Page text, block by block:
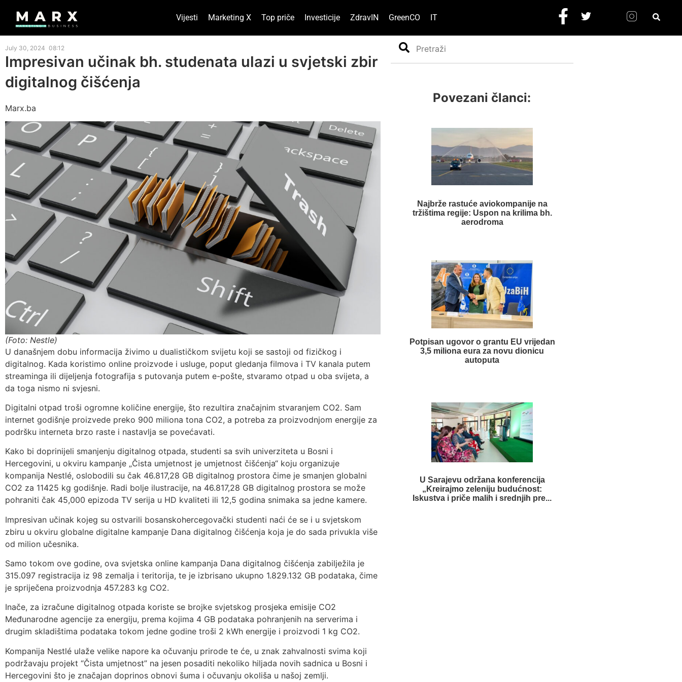
Vijesti Marketing X Top priče Investicije ZdravIN GreenCO IT
July 30, 2024 08:12
Impresivan učinak bh. studenata ulazi u svjetski zbir
digitalnog čišćenja
Marx.ba
(Foto: Nestle)
U današnjem dobu informacija živimo u dualističkom svijetu koji se sastoji od fizičkog i
digitalnog. Kada koristimo online proizvode i usluge, poput gledanja filmova i TV kanala putem
streaminga ili dijeljenja fotografija s putovanja putem e-pošte, stvaramo otpad u oba svijeta, a
da toga nismo ni svjesni.
Digitalni otpad troši ogromne količine energije, što rezultira značajnim stvaranjem CO2. Sam
internet godišnje proizvede preko 900 miliona tona CO2, a potreba za proizvodnjom energije za
podršku interneta brzo raste i nastavlja se povećavati.
Kako bi doprinijeli smanjenju digitalnog otpada, studenti sa svih univerziteta u Bosni i
Hercegovini, u okviru kampanje „Čista umjetnost je umjetnost čišćenja“ koju organizuje
kompanija Nestlé, oslobodili su čak 46.817,28 GB digitalnog prostora čime je smanjen globalni
CO2 za 11425 kg godišnje. Radi bolje ilustracije, na 46.817,28 GB digitalnog prostora se može
pohraniti čak 45,000 epizoda TV serija u HD kvaliteti ili 12,5 godina snimaka sa jedne kamere.
Impresivan učinak kojeg su ostvarili bosanskohercegovački studenti naći će se i u svjetskom
zbiru u okviru globalne digitalne kampanje Dana digitalnog čišćenja koja je do sada privukla više
od milion učesnika.
Samo tokom ove godine, ova svjetska online kampanja Dana digitalnog čišćenja zabilježila je
315.097 registracija iz 98 zemalja i teritorija, te je izbrisano ukupno 1.829.132 GB podataka, čime
je spriječena proizvodnja 457.283 kg CO2.
Inače, za izračune digitalnog otpada koriste se brojke svjetskog prosjeka emisije CO2
Međunarodne agencije za energiju, prema kojima 4 GB podataka pohranjenih na serverima i
drugim skladištima podataka tokom jedne godine troši 2 kWh energije i proizvodi 1 kg CO2.
Kompanija Nestlé ulaže velike napore ka očuvanju prirode te će, u znak zahvalnosti svima koji
podržavaju projekt “Čista umjetnost” na jesen posaditi nekoliko hiljada novih sadnica u Bosni i
Hercegovini što je značajan doprinos obnovi šuma i očuvanju okoliša u našoj zemlji.
Search
Povezani članci:
Najbrže rastuće aviokompanije na
tržištima regije: Uspon na krilima bh.
aerodroma
Potpisan ugovor o grantu EU vrijedan
3,5 miliona eura za novu dionicu
autoputa
U Sarajevu održana konferencija
„Kreirajmo zeleniju budućnost:
Iskustva i priče malih i srednjih pre...